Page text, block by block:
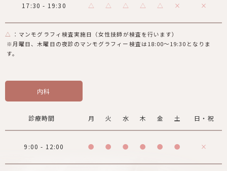
17:30 - 19:30 △ △ △ △ △ × ×
△ ：マンモグラフィ検査実施日（女性技師が検査を行います）
※月曜日、木曜日の夜診のマンモグラフィー検査は18:00～19:30となりま
す。
内科
診療時間 月 火 水 木 金 土 日・祝
9:00 - 12:00 ● ● ● ● ● ● ×